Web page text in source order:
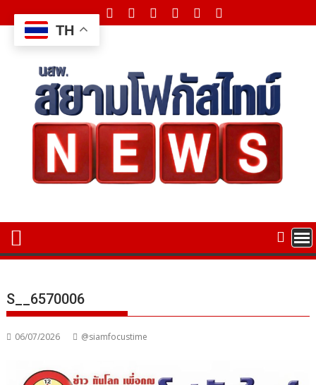
to
content
S__6570006
06/07/2026 @siamfocustime
TH